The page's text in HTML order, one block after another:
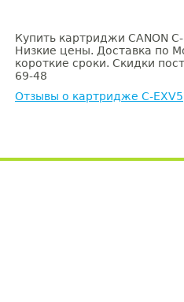
Купить картриджи CANON
Низкие цены. Доставка по
короткие сроки. Скидки
69-48
Отзывы о картридже C-EXV5